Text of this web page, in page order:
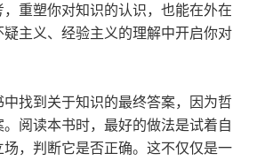
重塑你对知识的认识，也能在外在
主义、经验主义的理解中开启你对
找到关于知识的最终答案，因为哲
阅读本书时，最好的做法是试着自
，判断它是否正确。这不仅仅是一